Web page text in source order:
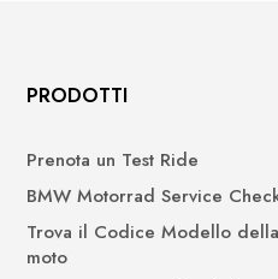
PRODOTTI
Prenota un Test Ride
BMW Motorrad Service
Trova il Codice Modello
moto